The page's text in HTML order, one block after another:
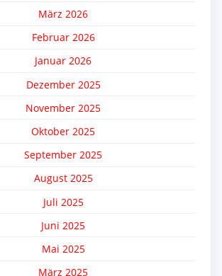
März 2026
Februar 2026
Januar 2026
Dezember 2025
November 2025
Oktober 2025
September 2025
August 2025
Juli 2025
Juni 2025
Mai 2025
März 2025